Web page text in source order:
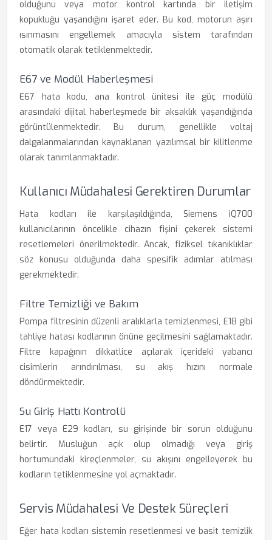
olduğunu veya motor kontrol kartında bir iletişim
kopukluğu yaşandığını işaret eder. Bu kod, motorun aşırı
ısınmasını engellemek amacıyla sistem tarafından
otomatik olarak tetiklenmektedir.
E67 ve Modül Haberleşmesi
E67 hata kodu, ana kontrol ünitesi ile güç modülü
arasındaki dijital haberleşmede bir aksaklık yaşandığında
görüntülenmektedir. Bu durum, genellikle voltaj
dalgalanmalarından kaynaklanan yazılımsal bir kilitlenme
olarak tanımlanmaktadır.
Kullanıcı Müdahalesi Gerektiren Durumlar
Hata kodları ile karşılaşıldığında, Siemens iQ700
kullanıcılarının öncelikle cihazın fişini çekerek sistemi
resetlemeleri önerilmektedir. Ancak, fiziksel tıkanıklıklar
söz konusu olduğunda daha spesifik adımlar atılması
gerekmektedir.
Filtre Temizliği ve Bakım
Pompa filtresinin düzenli aralıklarla temizlenmesi, E18 gibi
tahliye hatası kodlarının önüne geçilmesini sağlamaktadır.
Filtre kapağının dikkatlice açılarak içerideki yabancı
cisimlerin arındırılması, su akış hızını normale
döndürmektedir.
Su Giriş Hattı Kontrolü
E17 veya E29 kodları, su girişinde bir sorun olduğunu
belirtir. Musluğun açık olup olmadığı veya giriş
hortumundaki kireçlenmeler, su akışını engelleyerek bu
kodların tetiklenmesine yol açmaktadır.
Servis Müdahalesi Ve Destek Süreçleri
Eğer hata kodları sistemin resetlenmesi ve basit temizlik